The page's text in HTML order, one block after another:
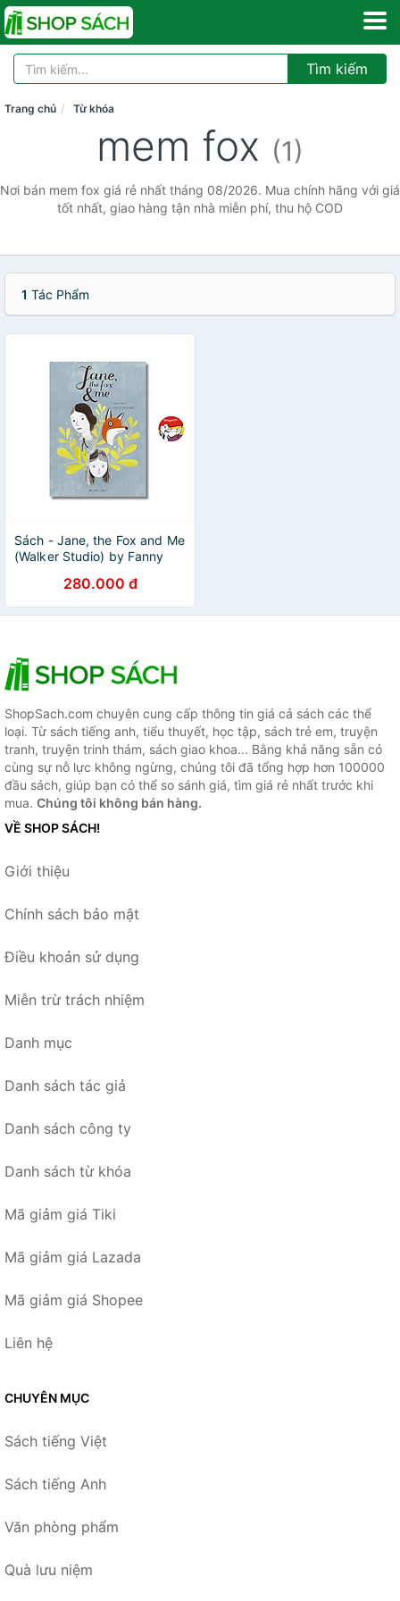
Tìm kiếm
Trang chủ Từ khóa
mem fox (1)
Nơi bán mem fox giá rẻ nhất tháng 08/2026. Mua chính hãng với giá
tốt nhất, giao hàng tận nhà miễn phí, thu hộ COD
1 Tác Phẩm
Sách - Jane, the Fox and Me
(Walker Studio) by Fanny
280.000 đ
ShopSach.com chuyên cung cấp thông tin giá cả sách các thể
loại. Từ sách tiếng anh, tiểu thuyết, học tập, sách trẻ em, truyện
tranh, truyện trinh thám, sách giao khoa... Bằng khả năng sẵn có
cùng sự nỗ lực không ngừng, chúng tôi đã tổng hợp hơn 100000
đầu sách, giúp bạn có thể so sánh giá, tìm giá rẻ nhất trước khi
mua. Chúng tôi không bán hàng.
VỀ SHOP SÁCH!
Giới thiệu
Chính sách bảo mật
Điều khoản sử dụng
Miễn trừ trách nhiệm
Danh mục
Danh sách tác giả
Danh sách công ty
Danh sách từ khóa
Mã giảm giá Tiki
Mã giảm giá Lazada
Mã giảm giá Shopee
Liên hệ
CHUYÊN MỤC
Sách tiếng Việt
Sách tiếng Anh
Văn phòng phẩm
Quà lưu niệm